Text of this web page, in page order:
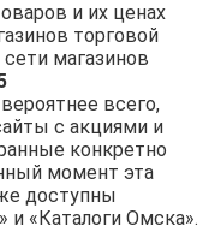
и их ценах
торговой
магазинов
всего,
с акциями и
конкретно
момент эта
доступны
и «Каталоги Омска».